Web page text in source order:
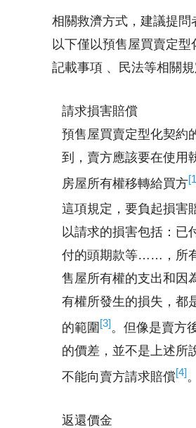
相關救濟方式，建議提問
以下僅以預售屋買賣定
記載事項 、民法等相關規
請求損害賠償
預售屋買賣定型化契約
到，賣方應該要在使用
房屋所有權移轉給買方
這項規定，要負起損害
以請求的損害包括：已
付的頭期款等……，所
售屋所有權的支出和因
有權所發生的損失，都
的範圍 [3]。但像是賣方
的價差，並不是上述所
不能向賣方請求賠償[4]。
返還價金